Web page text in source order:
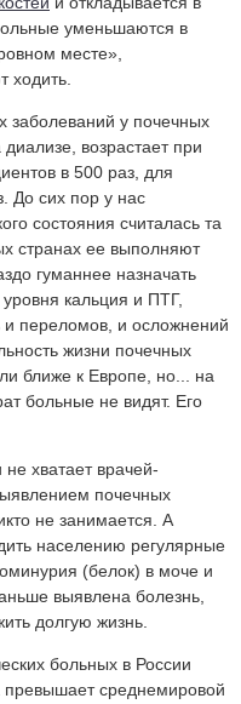
уменьшаются в
месте»,
ходить.
заболеваний у почечных
возрастает при
в 500 раз, для
До сих пор у нас
состояния считалась та
странах ее выполняют
гуманнее назначать
кальция и ПТГ,
переломов, и осложнений
жизни почечных
ближе к Европе, но... на
больные не видят. Его
хватает врачей-
почечных
не занимается. А
населению регулярные
(белок) в моче и
выявлена болезнь,
долгую жизнь.
больных в России
превышает среднемировой